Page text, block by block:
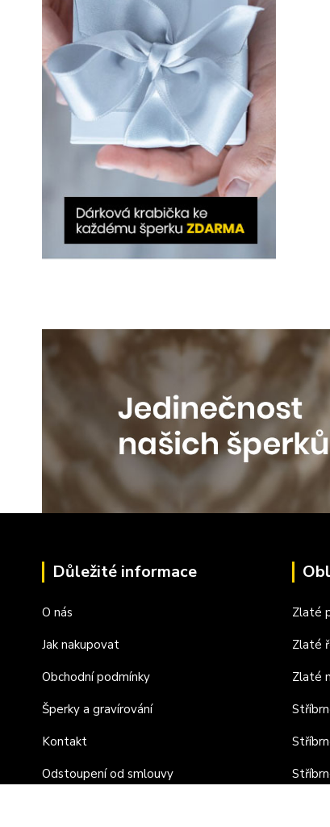
Důležité informace
O nás
Jak nakupovat
Obchodní podmínky
Šperky a gravírování
Kontakt
Odstoupení od smlouvy
Zlaté
Zlaté
Zlaté